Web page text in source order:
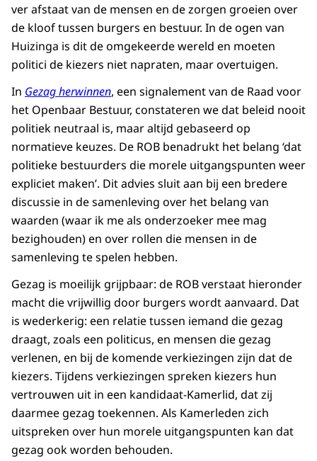
ver afstaat van de mensen en de zorgen groeien over
de kloof tussen burgers en bestuur. In de ogen van
Huizinga is dit de omgekeerde wereld en moeten
politici de kiezers niet napraten, maar overtuigen.
In Gezag herwinnen, een signalement van de Raad voor
het Openbaar Bestuur, constateren we dat beleid nooit
politiek neutraal is, maar altijd gebaseerd op
normatieve keuzes. De ROB benadrukt het belang ‘dat
politieke bestuurders die morele uitgangspunten weer
expliciet maken’. Dit advies sluit aan bij een bredere
discussie in de samenleving over het belang van
waarden (waar ik me als onderzoeker mee mag
bezighouden) en over rollen die mensen in de
samenleving te spelen hebben.
Gezag is moeilijk grijpbaar: de ROB verstaat hieronder
macht die vrijwillig door burgers wordt aanvaard. Dat
is wederkerig: een relatie tussen iemand die gezag
draagt, zoals een politicus, en mensen die gezag
verlenen, en bij de komende verkiezingen zijn dat de
kiezers. Tijdens verkiezingen spreken kiezers hun
vertrouwen uit in een kandidaat-Kamerlid, dat zij
daarmee gezag toekennen. Als Kamerleden zich
uitspreken over hun morele uitgangspunten kan dat
gezag ook worden behouden.